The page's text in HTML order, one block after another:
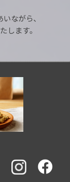
ながら、
します。